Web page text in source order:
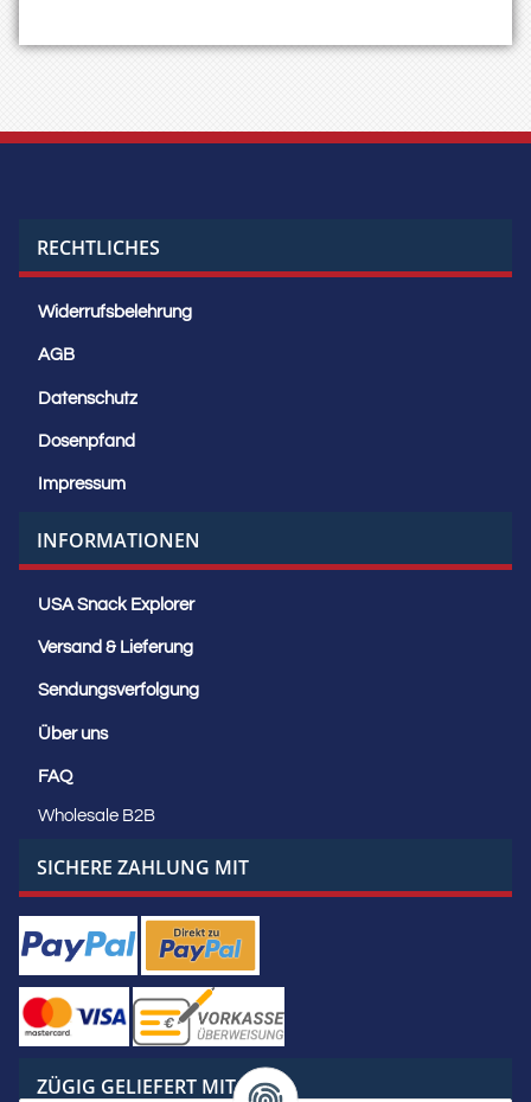
RECHTLICHES
Widerrufsbelehrung
AGB
Datenschutz
Dosenpfand
Impressum
INFORMATIONEN
USA Snack Explorer
Versand & Lieferung
Sendungsverfolgung
Über uns
FAQ
Wholesale B2B
SICHERE ZAHLUNG MIT
ZÜGIG GELIEFERT MIT